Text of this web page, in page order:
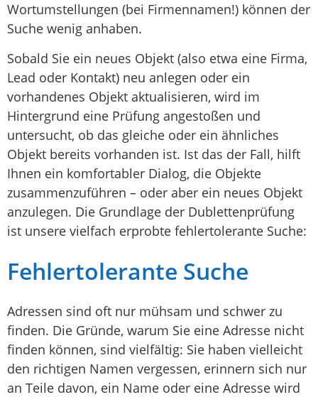
Wortumstellungen (bei Firmennamen!) können der
Suche wenig anhaben.
Sobald Sie ein neues Objekt (also etwa eine Firma,
Lead oder Kontakt) neu anlegen oder ein
vorhandenes Objekt aktualisieren, wird im
Hintergrund eine Prüfung angestoßen und
untersucht, ob das gleiche oder ein ähnliches
Objekt bereits vorhanden ist. Ist das der Fall, hilft
Ihnen ein komfortabler Dialog, die Objekte
zusammenzuführen – oder aber ein neues Objekt
anzulegen. Die Grundlage der Dublettenprüfung
ist unsere vielfach erprobte fehlertolerante Suche:
Fehlertolerante Suche
Adressen sind oft nur mühsam und schwer zu
finden. Die Gründe, warum Sie eine Adresse nicht
finden können, sind vielfältig: Sie haben vielleicht
den richtigen Namen vergessen, erinnern sich nur
an Teile davon, ein Name oder eine Adresse wird